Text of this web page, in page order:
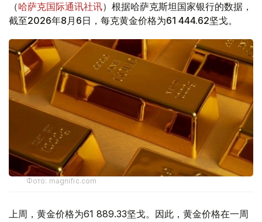
（哈萨克国际通讯社讯）根据哈萨克斯坦国家银行的数据，
截至2026年8月6日，每克黄金价格为61 444.62坚戈。
Фото: magnific.com
上周，黄金价格为61 889.33坚戈。因此，黄金价格在一周